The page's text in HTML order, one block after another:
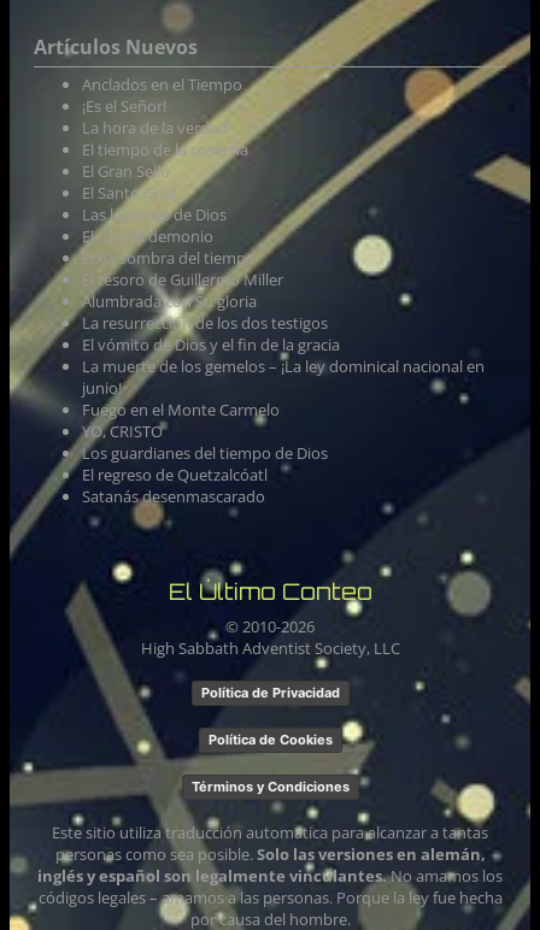
Artículos Nuevos
Anclados en el Tiempo
¡Es el Señor!
La hora de la verdad
El tiempo de la cosecha
El Gran Sello
El Santo Grial
Las lágrimas de Dios
El día del demonio
En la sombra del tiempo
El tesoro de Guillermo Miller
Alumbrada con Su gloria
La resurrección de los dos testigos
El vómito de Dios y el fin de la gracia
La muerte de los gemelos – ¡La ley dominical nacional en
junio!
Fuego en el Monte Carmelo
YO, CRISTO
Los guardianes del tiempo de Dios
El regreso de Quetzalcóatl
Satanás desenmascarado
El Último Conteo
© 2010-2026
High Sabbath Adventist Society, LLC
Política de Privacidad
Política de Cookies
Términos y Condiciones
Este sitio utiliza traducción automática para alcanzar a tantas
personas como sea posible.Solo las versiones en alemán,
inglés y español son legalmente vinculantes.No amamos los
códigos legales – amamos a las personas. Porque la ley fue hecha
por causa del hombre.